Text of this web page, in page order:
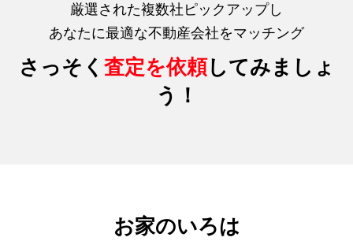
厳選された複数社ピックアップし
あなたに最適な不動産会社をマッチング
さっそく 査定を依頼してみましょ
う！
お家のいろは